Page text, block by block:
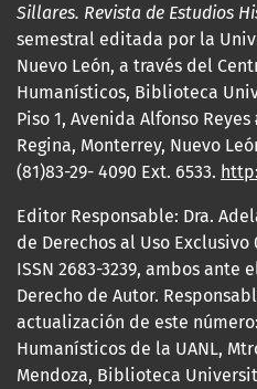
Sillares. Revista de Estudios
semestral editada por la
Nuevo León, a través del
Humanísticos, Biblioteca
Piso 1, Avenida Alfonso
Regina, Monterrey, Nuevo
(81)83-29- 4090 Ext. 6533.
Editor Responsable: Dra.
de Derechos al Uso Exclusivo
ISSN 2683-3239, ambos
Derecho de Autor.
actualización de este
Humanísticos de la UANL,
Mendoza, Biblioteca